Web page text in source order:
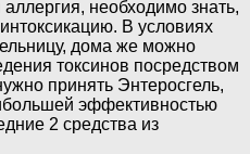
необходимо знать,
В условиях
дома же можно
токсинов посредством
принять Энтеросгель,
эффективностью
2 средства из